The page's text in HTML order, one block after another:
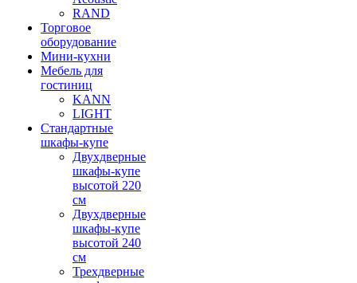
RAND
Торговое
оборудование
Мини-кухни
Мебель для
гостиниц
KANN
LIGHT
Стандартные
шкафы-купе
Двухдверные
шкафы-купе
высотой 220
см
Двухдверные
шкафы-купе
высотой 240
см
Трехдверные